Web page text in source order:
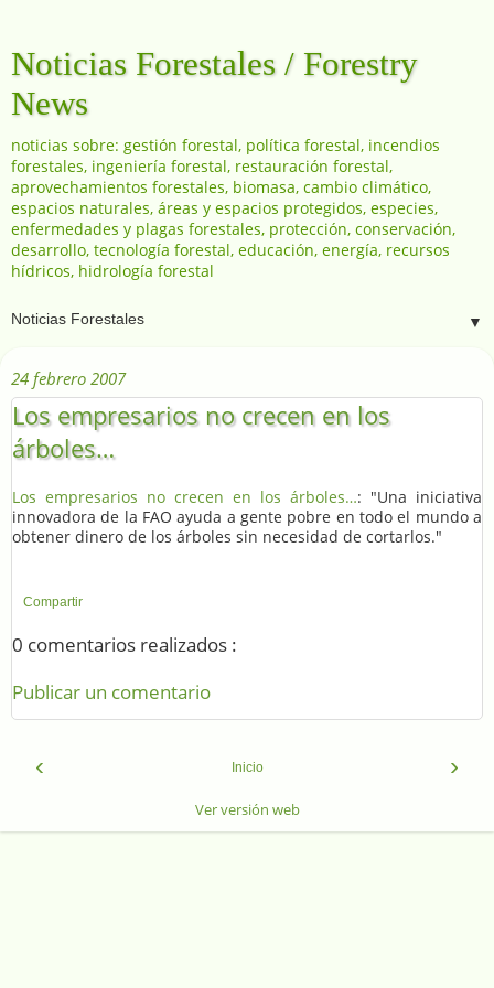
Noticias Forestales / Forestry
News
noticias sobre: gestión forestal, política forestal, incendios
forestales, ingeniería forestal, restauración forestal,
aprovechamientos forestales, biomasa, cambio climático,
espacios naturales, áreas y espacios protegidos, especies,
enfermedades y plagas forestales, protección, conservación,
desarrollo, tecnología forestal, educación, energía, recursos
hídricos, hidrología forestal
▼
24 febrero 2007
Los empresarios no crecen en los
árboles…
Los empresarios no crecen en los árboles…: "Una iniciativa
innovadora de la FAO ayuda a gente pobre en todo el mundo a
obtener dinero de los árboles sin necesidad de cortarlos."
Compartir
0 comentarios realizados :
Publicar un comentario
‹ ›
Inicio
Ver versión web